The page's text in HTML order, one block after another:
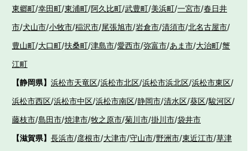
東郷町/幸田町/東浦町/阿久比町/武豊町/美浜町/一宮市/春日井
市/犬山市/小牧市/稲沢市/尾張旭市/岩倉市/清須市/北名古屋市/
豊山町/大口町/扶桑町/津島市/愛西市/弥富市/あま市/大治町/蟹
江町
【静岡県】 浜松市天竜区/浜松市北区/浜松市浜北区/浜松市東区/
浜松市西区/浜松市中区/浜松市南区/静岡市/清水区/葵区/駿河区/
藤枝市/島田市/焼津市/牧之原市/菊川市/掛川市/袋井市
【滋賀県】 長浜市/彦根市/大津市/守山市/野洲市/東近江市/草津